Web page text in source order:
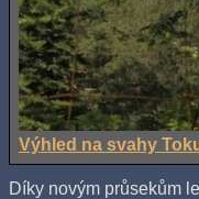
Výhled na svahy
Díky novým průsekům